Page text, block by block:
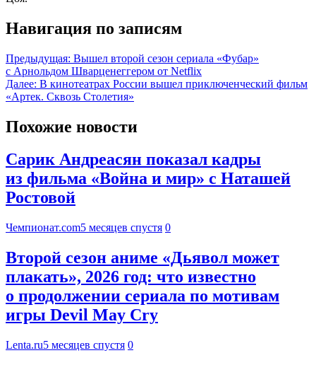
Навигация по записям
Предыдущая: Вышел второй сезон сериала «Фубар»
с Арнольдом Шварценеггером от Netflix
Далее: В кинотеатрах России вышел приключенческий фильм
«Артек. Сквозь Столетия»
Похожие новости
Сарик Андреасян показал кадры
из фильма «Война и мир» с Наташей
Ростовой
Чемпионат.com5 месяцев спустя 0
Второй сезон аниме «Дьявол может
плакать», 2026 год: что известно
о продолжении сериала по мотивам
игры Devil May Cry
Lenta.ru5 месяцев спустя 0